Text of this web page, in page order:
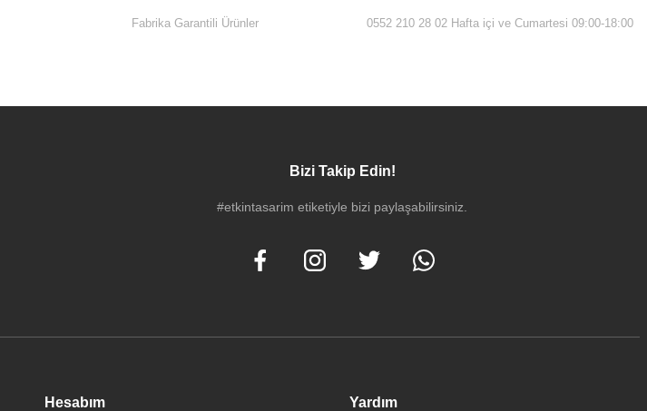
Fabrika Garantili Ürünler 0552 210 28 02 Hafta içi ve Cumartesi 09:00-18:00
Bizi Takip Edin!
#etkintasarim etiketiyle bizi paylaşabilirsiniz.
Hesabım Yardım